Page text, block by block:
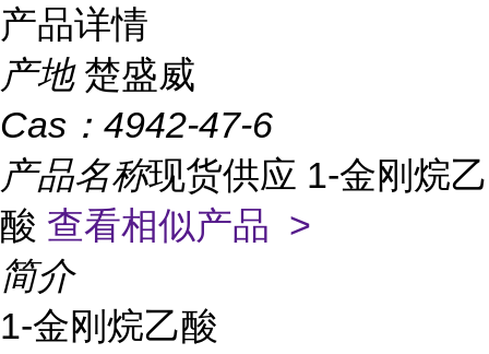
产品详情
产地 楚盛威
Cas： 4942-47-6
产品名称现货供应 1-金刚烷乙
酸 查看相似产品 >
简介
1-金刚烷乙酸